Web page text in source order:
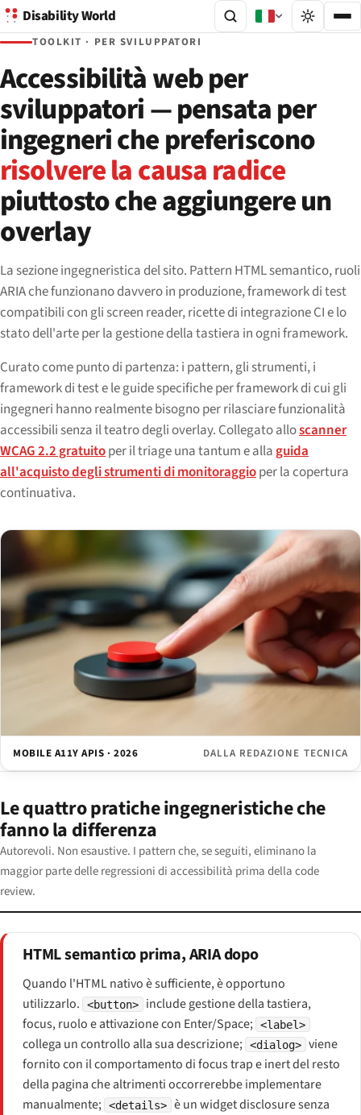
Disability World
TOOLKIT · PER SVILUPPATORI
Accessibilità web per
sviluppatori — pensata per
ingegneri che preferiscono
risolvere la causa radice
piuttosto che aggiungere un
overlay
La sezione ingegneristica del sito. Pattern HTML semantico, ruoli
ARIA che funzionano davvero in produzione, framework di test
compatibili con gli screen reader, ricette di integrazione CI e lo
stato dell'arte per la gestione della tastiera in ogni framework.
Curato come punto di partenza: i pattern, gli strumenti, i
framework di test e le guide specifiche per framework di cui gli
ingegneri hanno realmente bisogno per rilasciare funzionalità
accessibili senza il teatro degli overlay. Collegato alloscanner
WCAG 2.2 gratuitoper il triage una tantum e allaguida
all'acquisto degli strumenti di monitoraggioper la copertura
continuativa.
MOBILE A11Y APIS · 2026 DALLA REDAZIONE TECNICA
Le quattro pratiche ingegneristiche che
fanno la differenza
Autorevoli. Non esaustive. I pattern che, se seguiti, eliminano la
maggior parte delle regressioni di accessibilità prima della code
review.
HTML semantico prima, ARIA dopo
Quando l'HTML nativo è sufficiente, è opportuno
utilizzarlo.
<button>
include gestione della tastiera,
focus, ruolo e attivazione con Enter/Space; <label>
collega un controllo alla sua descrizione; <dialog> viene
fornito con il comportamento di focus trap e inert del resto
della pagina che altrimenti occorrerebbe implementare
manualmente; <details> è un widget disclosure senza